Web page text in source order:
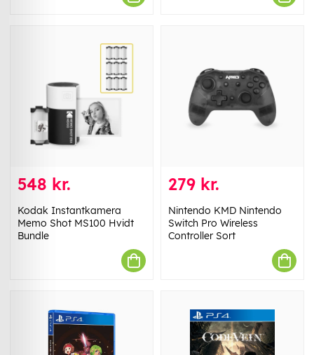
548 kr.
Kodak Instantkamera
Memo Shot MS100 Hvidt
Bundle
279 kr.
Nintendo KMD Nintendo
Switch Pro Wireless
Controller Sort